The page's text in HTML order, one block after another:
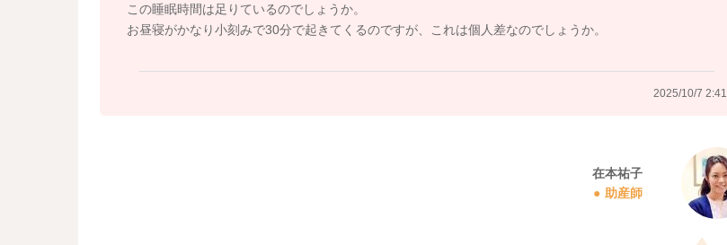
この睡眠時間は足りているのでしょうか。
お昼寝がかなり小刻みで30分で起きてくるのですが、これは個人差なのでしょうか。
2025/10/7 2:41
在本祐子
助産師